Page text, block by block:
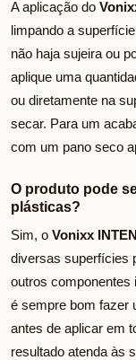
A aplicação do
limpando a
não haja sujeira ou
aplique uma
ou diretamente na
secar. Para um
com um pano seco
O produto pode
plásticas?
Sim, o Vonixx
diversas superfícies
outros componentes
é sempre bom fazer
antes de aplicar em
resultado atenda às